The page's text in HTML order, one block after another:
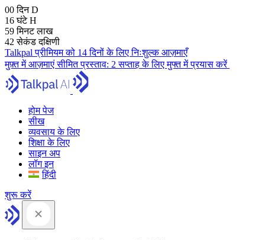
00 दिनD
16 घंटेH
59 मिनटलाख
41 सेकंडदक्षिणी
Talkpal प्रीमियम को 14 दिनों के लिए निःशुल्क आज़माएँ
मुफ़्त में आज़माएंसीमित प्रस्ताव: 2 सप्ताह के लिए मुफ्त में प्रयास करें
होम पेज
सीख
व्यवसाय के लिए
शिक्षा के लिए
साइन अप
लॉग इन
हिंदी
शुरू करें